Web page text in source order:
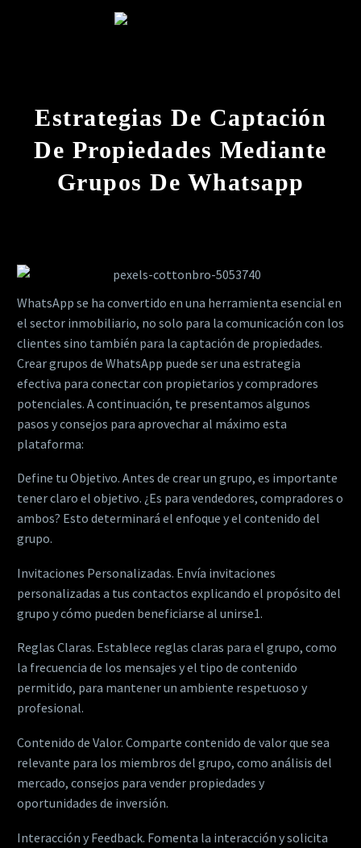
Estrategias De Captación
De Propiedades Mediante
Grupos De Whatsapp
WhatsApp se ha convertido en una herramienta esencial en
el sector inmobiliario, no solo para la comunicación con los
clientes sino también para la captación de propiedades.
Crear grupos de WhatsApp puede ser una estrategia
efectiva para conectar con propietarios y compradores
potenciales. A continuación, te presentamos algunos
pasos y consejos para aprovechar al máximo esta
plataforma:
Define tu Objetivo. Antes de crear un grupo, es importante
tener claro el objetivo. ¿Es para vendedores, compradores o
ambos? Esto determinará el enfoque y el contenido del
grupo.
Invitaciones Personalizadas. Envía invitaciones
personalizadas a tus contactos explicando el propósito del
grupo y cómo pueden beneficiarse al unirse1.
Reglas Claras. Establece reglas claras para el grupo, como
la frecuencia de los mensajes y el tipo de contenido
permitido, para mantener un ambiente respetuoso y
profesional.
Contenido de Valor. Comparte contenido de valor que sea
relevante para los miembros del grupo, como análisis del
mercado, consejos para vender propiedades y
oportunidades de inversión.
Interacción y Feedback. Fomenta la interacción y solicita